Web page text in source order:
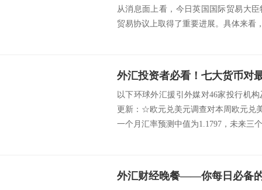
从消息面上看，今日英国国际贸易大
贸易协议上取得了重要进展。具体来看
以下环球外汇援引外媒对46家投行机
更新：☆欧元兑美元调查对本周欧元兑
一个月汇率预测中值为1.1797，未来三
外汇财经晚餐——你每日必备